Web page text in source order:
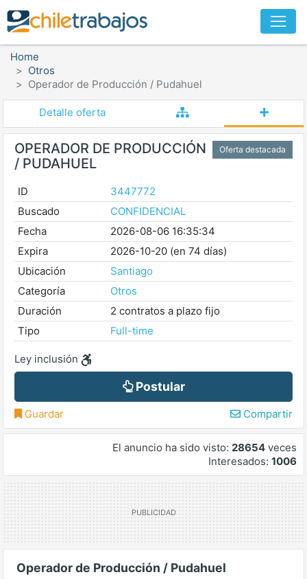
Home
Otros
Operador de Producción / Pudahuel
Detalle oferta
Oferta destacada
OPERADOR DE PRODUCCIÓN
/ PUDAHUEL
ID
3447772
Buscado
CONFIDENCIAL
Fecha
2026-08-06 16:35:34
Expira
2026-10-20 (en 74 días)
Ubicación
Santiago
Categoría
Otros
Duración
2 contratos a plazo fijo
Tipo
Full-time
Ley inclusión
Postular
Guardar Compartir
El anuncio ha sido visto: 28654 veces
Interesados: 1006
Operador de Producción / Pudahuel